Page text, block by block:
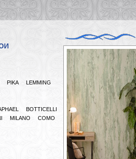
PIKA
LEMMING
BOTTICELLI
MILANO
COMO